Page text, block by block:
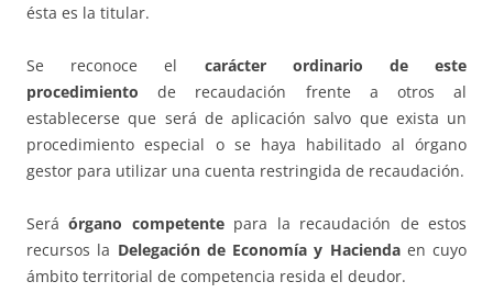
ésta es la titular.
Se reconoce el carácter ordinario de este
procedimiento de recaudación frente a otros al
establecerse que será de aplicación salvo que exista un
procedimiento especial o se haya habilitado al órgano
gestor para utilizar una cuenta restringida de recaudación.
Seráórgano competentepara la recaudación de estos
recursos la Delegación de Economía y Haciendaen cuyo
ámbito territorial de competencia resida el deudor.